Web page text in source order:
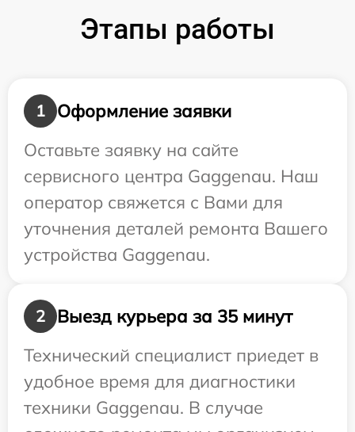
Этапы работы
1
Оформление заявки
Оставьте заявку на сайте
сервисного центра Gaggenau. Наш
оператор свяжется с Вами для
уточнения деталей ремонта Вашего
устройства Gaggenau.
2
Выезд курьера за 35 минут
Технический специалист приедет в
удобное время для диагностики
техники Gaggenau. В случае